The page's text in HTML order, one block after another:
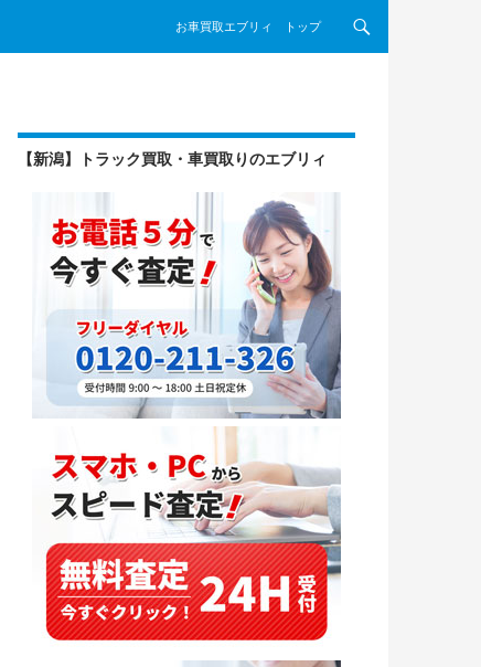
お車買取エブリィ トップ
【新潟】トラック買取・車買取りのエブリィ